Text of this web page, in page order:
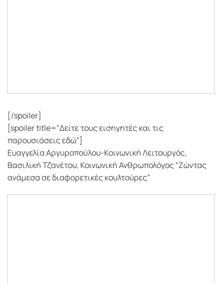
[/spoiler]
[spoiler title=”Δείτε τους εισηγητές και τις
παρουσιάσεις εδώ”]
Ευαγγελία Αργυροπούλου-Κοινωνική Λειτουργός,
Βασιλική Τζανέτου, Κοινωνική Ανθρωπολόγος “Ζώντας
ανάμεσα σε διαφορετικές κουλτούρες”